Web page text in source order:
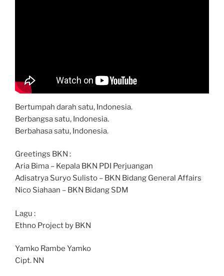
Bertumpah darah satu, Indonesia.
Berbangsa satu, Indonesia.
Berbahasa satu, Indonesia.
Greetings BKN :
Aria Bima – Kepala BKN PDI Perjuangan
Adisatrya Suryo Sulisto – BKN Bidang General Affairs
Nico Siahaan – BKN Bidang SDM
Lagu :
Ethno Project by BKN
Yamko Rambe Yamko
Cipt. NN